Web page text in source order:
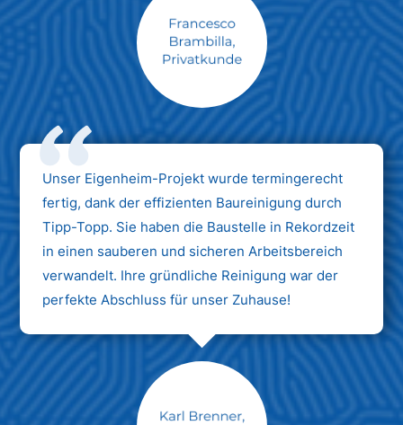
Max Mustermann
Unternehmen AG
Unser Eigenheim-Projekt wurde termingerecht
fertig, dank der effizienten Baureinigung durch
Tipp-Topp. Sie haben die Baustelle in Rekordzeit
in einen sauberen und sicheren Arbeitsbereich
verwandelt. Ihre gründliche Reinigung war der
perfekte Abschluss für unser Zuhause!